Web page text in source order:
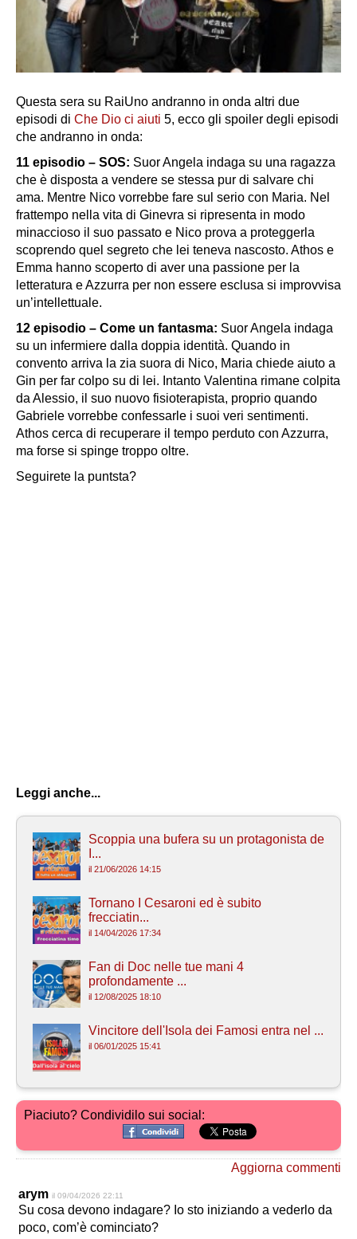
Questa sera su RaiUno andranno in onda altri due
episodi di Che Dio ci aiuti 5, ecco gli spoiler degli episodi
che andranno in onda:
11 episodio – SOS: Suor Angela indaga su una ragazza
che è disposta a vendere se stessa pur di salvare chi
ama. Mentre Nico vorrebbe fare sul serio con Maria. Nel
frattempo nella vita di Ginevra si ripresenta in modo
minaccioso il suo passato e Nico prova a proteggerla
scoprendo quel segreto che lei teneva nascosto. Athos e
Emma hanno scoperto di aver una passione per la
letteratura e Azzurra per non essere esclusa si improvvisa
un’intellettuale.
12 episodio – Come un fantasma: Suor Angela indaga
su un infermiere dalla doppia identità. Quando in
convento arriva la zia suora di Nico, Maria chiede aiuto a
Gin per far colpo su di lei. Intanto Valentina rimane colpita
da Alessio, il suo nuovo fisioterapista, proprio quando
Gabriele vorrebbe confessarle i suoi veri sentimenti.
Athos cerca di recuperare il tempo perduto con Azzurra,
ma forse si spinge troppo oltre.
Seguirete la puntsta?
Leggi anche...
Scoppia una bufera su un protagonista de
I...
il 21/06/2026 14:15
Tornano I Cesaroni ed è subito
frecciatin...
il 14/04/2026 17:34
Fan di Doc nelle tue mani 4
profondamente ...
il 12/08/2025 18:10
Vincitore dell'Isola dei Famosi entra nel ...
il 06/01/2025 15:41
Piaciuto? Condividilo sui social:
Aggiorna commenti
arym il 09/04/2026 22:11
Su cosa devono indagare? Io sto iniziando a vederlo da
poco, com’è cominciato?